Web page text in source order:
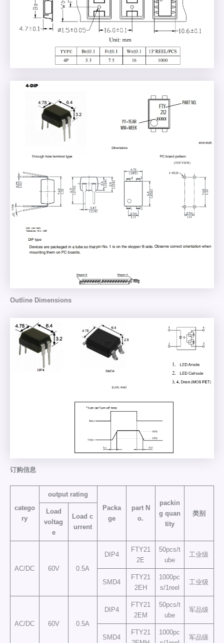
Outline Dimensions
订购信息
catego
ry
output rating
Packa
ge
part N
o.
packin
g quan
tity
类别
Load
voltag
e
Load c
urrent
AC/DC 60V 0.5A
DIP4
FTY21
2E
50pcs/t
ube
工业级
SMD4
FTY21
2EH
1000pc
s/1reel
工业级
AC/DC 60V 0.5A
DIP4
FTY21
2EM
50pcs/t
ube
军品级
SMD4
FTY21
1000pc
军品级